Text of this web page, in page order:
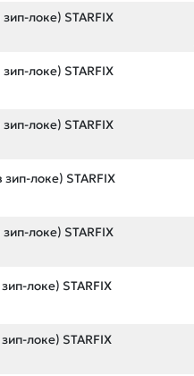
локе) STARFIX
локе) STARFIX
локе) STARFIX
локе) STARFIX
локе) STARFIX
локе) STARFIX
локе) STARFIX